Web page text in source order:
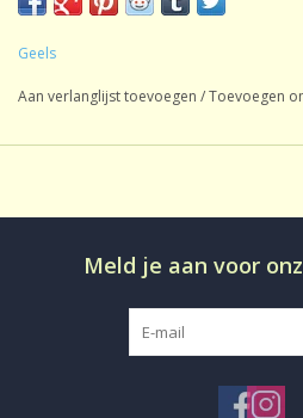
Soort thee:
Inhoud:
Oorsprong:
CafeÃ¯neâ€¨:
Geels
Aan verlanglijst toevoegen /Toevoegen
Meld je aan voor